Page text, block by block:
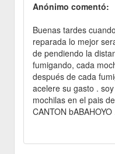
Anónimo comentó:
Buenas tardes
reparada lo mejor
de pendiendo la
fumigando, cada
después de cada
acelere su gasto .
mochilas en el pais
CANTON